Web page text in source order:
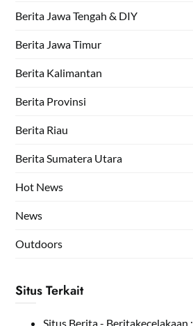
Berita Jawa Tengah & DIY
Berita Jawa Timur
Berita Kalimantan
Berita Provinsi
Berita Riau
Berita Sumatera Utara
Hot News
News
Outdoors
Situs Terkait
Situs Berita - Beritakecelakaan :